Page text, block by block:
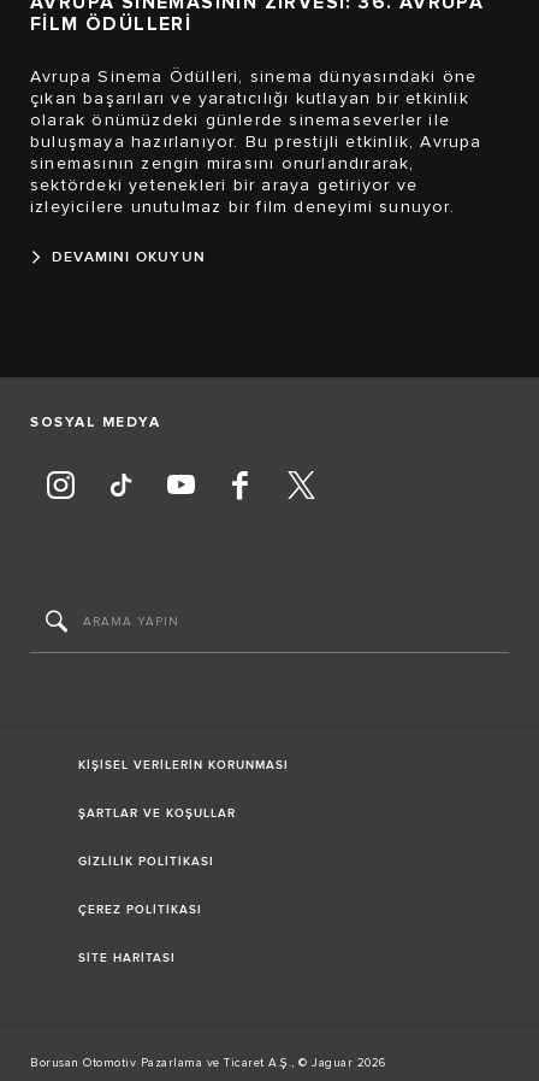
FİLM ÖDÜLLERİ
Avrupa Sinema Ödülleri, sinema dünyasındaki öne
çıkan başarıları ve yaratıcılığı kutlayan bir etkinlik
olarak önümüzdeki günlerde sinemaseverler ile
buluşmaya hazırlanıyor. Bu prestijli etkinlik, Avrupa
sinemasının zengin mirasını onurlandırarak,
sektördeki yetenekleri bir araya getiriyor ve
izleyicilere unutulmaz bir film deneyimi sunuyor.
DEVAMINI OKUYUN
SOSYAL MEDYA
KİŞİSEL VERİLERİN KORUNMASI
ŞARTLAR VE KOŞULLAR
GİZLİLİK POLİTİKASI
ÇEREZ POLİTİKASI
SİTE HARİTASI
Borusan Otomotiv Pazarlama ve Ticaret A.Ş., © Jaguar 2026